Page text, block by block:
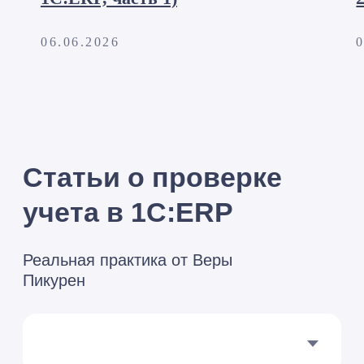
06.06.2026